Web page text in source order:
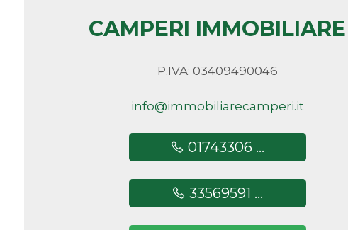
CAMPERI IMMOBILIARE
P.IVA: 03409490046
info@immobiliarecamperi.it
01743306 ...
33569591 ...